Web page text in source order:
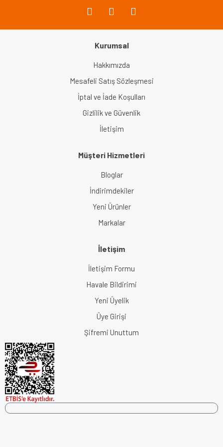
Kurumsal
Hakkımızda
Mesafeli Satış Sözleşmesi
İptal ve İade Koşulları
Gizlilik ve Güvenlik
İletişim
Müşteri Hizmetleri
Bloglar
İndirimdekiler
Yeni Ürünler
Markalar
İletişim
İletişim Formu
Havale Bildirimi
Yeni Üyelik
Üye Girişi
Şifremi Unuttum